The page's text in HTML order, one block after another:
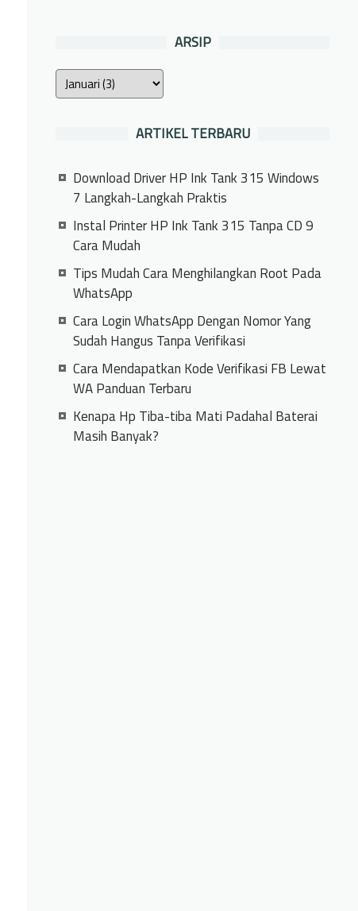
ARSIP
ARTIKEL TERBARU
Download Driver HP Ink Tank 315 Windows
7 Langkah-Langkah Praktis
Instal Printer HP Ink Tank 315 Tanpa CD 9
Cara Mudah
Tips Mudah Cara Menghilangkan Root Pada
WhatsApp
Cara Login WhatsApp Dengan Nomor Yang
Sudah Hangus Tanpa Verifikasi
Cara Mendapatkan Kode Verifikasi FB Lewat
WA Panduan Terbaru
Kenapa Hp Tiba-tiba Mati Padahal Baterai
Masih Banyak?